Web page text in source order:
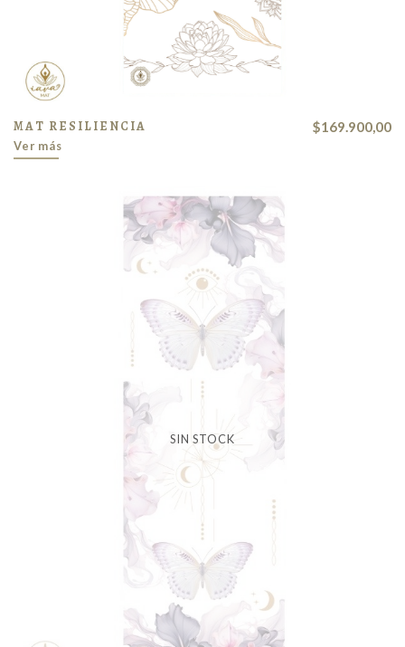
MAT RESILIENCIA $169.900,00
Ver más
SIN STOCK